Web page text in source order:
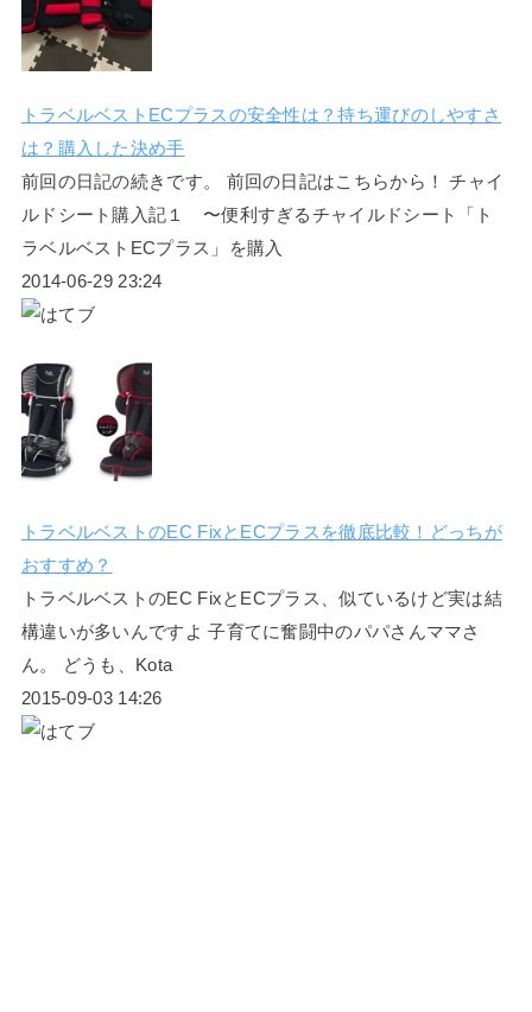
トラベルベストECプラスの安全性は？持ち運びのしやすさ
は？購入した決め手
前回の日記の続きです。 前回の日記はこちらから！ チャイ
ルドシート購入記１ 〜便利すぎるチャイルドシート「ト
ラベルベストECプラス」を購入
2014-06-29 23:24
トラベルベストのEC FixとECプラスを徹底比較！どっちが
おすすめ？
トラベルベストのEC FixとECプラス、似ているけど実は結
構違いが多いんですよ 子育てに奮闘中のパパさんママさ
ん。 どうも、Kota
2015-09-03 14:26